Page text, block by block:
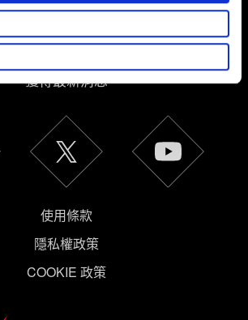
或針對網站內容的回饋，讓您的使用
爾這些資訊也會提供我們的合作夥伴
強制性的 Cookies 一定會事先徵詢您的
以讓您調整偏好，並了解我們使用
。
中文
獲得最新消息
使用條款
隱私權政策
COOKIE 政策